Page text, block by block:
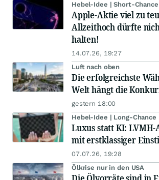
Hebel-Idee | Short-Chance
Apple-Aktie viel zu
Allzeithoch dürfte
halten!
14.07.26, 19:27
Luft nach oben
Die erfolgreichste
Welt hängt die
gestern 18:00
Hebel-Idee | Long-Chance
Luxus statt KI:
mit erstklassiger
07.07.26, 19:28
Ölkrise nur in den USA